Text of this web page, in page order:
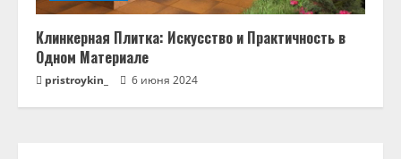
Клинкерная Плитка: Искусство и Практичность в
Одном Материале
pristroykin_ 6 июня 2024